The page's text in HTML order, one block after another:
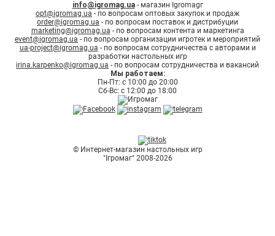
info@igromag.ua- магазин Igromagг
opt@igromag.ua - по вопросам оптовых закупок и продаж
order@igromag.ua - по вопросам поставок и дистрибуции
marketing@igromag.ua - по вопросам контента и маркетинга
event@igromag.ua - по вопросам организации игротек и мероприятий
ua-project@igromag.ua - по вопросам сотрудничества с авторами и
разработки настольных игр
irina.karpenko@igromag.ua - по вопросам сотрудничества и вакансий
Мы работаем:
Пн-Пт: с 10:00 до 20:00
Сб-Вс: с 12:00 до 18:00
© Интернет-магазин настольных игр
"Ігромаг" 2008-2026